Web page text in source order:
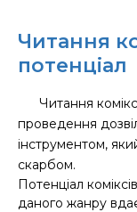
Читання
потенціал
Читання
проведення
інструментом,
скарбом.
Потенціал
даного жанру